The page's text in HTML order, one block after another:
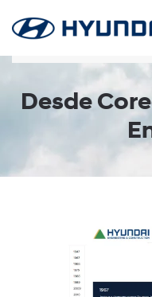
Skip to main content
Desde